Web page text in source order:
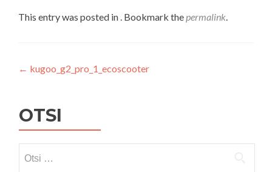
This entry was posted in . Bookmark thepermalink.
Navigeerimine
← kugoo_g2_pro_1_ecoscooter
OTSI